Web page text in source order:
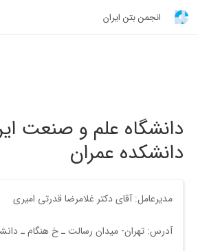
انجمن بتن ایران
دانشگاه علم و صنعت
دانشکده عمران
مدیرعامل: آقای دکتر غلامرضا قدرتی امیری
آدرس: تهران- میدان رسالت ـ خ هنگام ـ